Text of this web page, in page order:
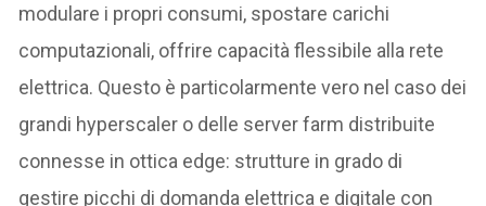
modulare i propri consumi, spostare carichi
computazionali, offrire capacità flessibile alla rete
elettrica. Questo è particolarmente vero nel caso dei
grandi hyperscaler o delle server farm distribuite
connesse in ottica edge: strutture in grado di
gestire picchi di domanda elettrica e digitale con